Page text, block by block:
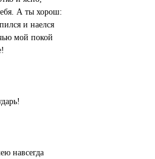
А ты хорош:
и наелся
мой покой
навсегда